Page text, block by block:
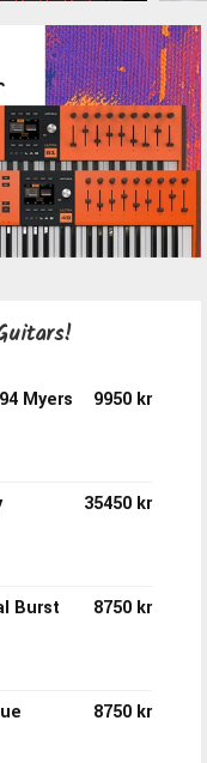
Myers 9950 kr
35450 kr
Burst 8750 kr
8750 kr